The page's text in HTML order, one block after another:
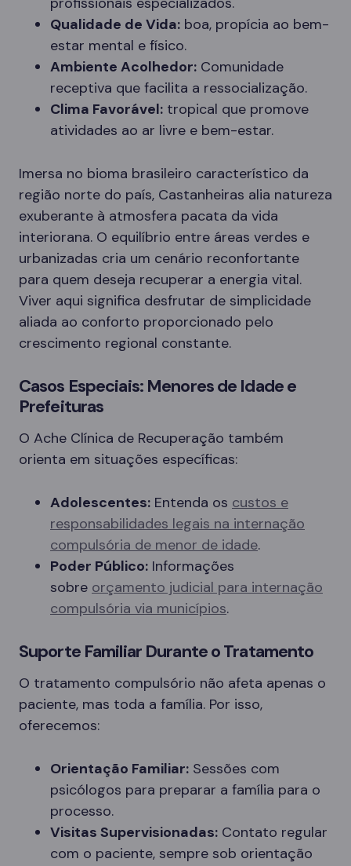
Qualidade de Vida: boa, propícia ao bem-
estar mental e físico.
Ambiente Acolhedor: Comunidade
receptiva que facilita a ressocialização.
Clima Favorável: tropical que promove
atividades ao ar livre e bem-estar.
Imersa no bioma brasileiro característico da
região norte do país, Castanheiras alia natureza
exuberante à atmosfera pacata da vida
interiorana. O equilíbrio entre áreas verdes e
urbanizadas cria um cenário reconfortante
para quem deseja recuperar a energia vital.
Viver aqui significa desfrutar de simplicidade
aliada ao conforto proporcionado pelo
crescimento regional constante.
Casos Especiais: Menores de Idade e
Prefeituras
O Ache Clínica de Recuperação também
orienta em situações específicas:
Adolescentes: Entenda os custos e
responsabilidades legais na internação
compulsória de menor de idade.
Poder Público: Informações
sobre orçamento judicial para internação
compulsória via municípios.
Suporte Familiar Durante o Tratamento
O tratamento compulsório não afeta apenas o
paciente, mas toda a família. Por isso,
oferecemos:
Orientação Familiar: Sessões com
psicólogos para preparar a família para o
processo.
Visitas Supervisionadas: Contato regular
com o paciente, sempre sob orientação